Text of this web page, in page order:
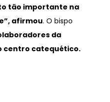
tão importante na
afirmou. O bispo
da
centro catequético.